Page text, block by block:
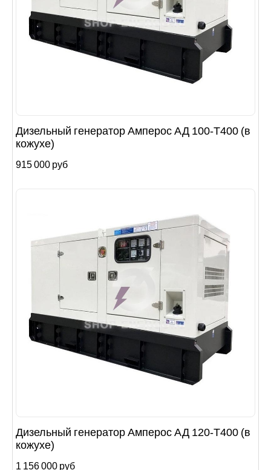
Дизельный генератор Амперос АД 100-Т400 (в
кожухе)
915 000 руб
Дизельный генератор Амперос АД 120-Т400 (в
кожухе)
1 156 000 руб